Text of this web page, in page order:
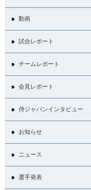
動画
試合レポート
チームレポート
会見レポート
侍ジャパンインタビュー
お知らせ
ニュース
選手発表